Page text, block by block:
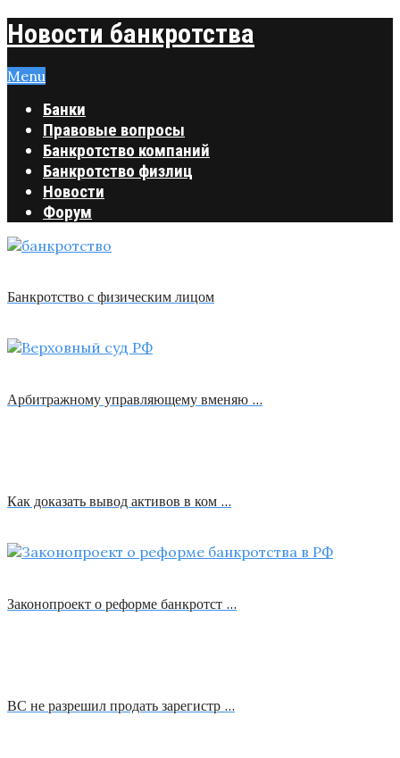
Новости банкротства
Menu
Банки
Правовые вопросы
Банкротство компаний
Банкротство физлиц
Новости
Форум
Банкротство с физическим лицом
Арбитражному управляющему вменяю …
Как доказать вывод активов в ком …
Законопроект о реформе банкротст …
ВС не разрешил продать зарегистр …